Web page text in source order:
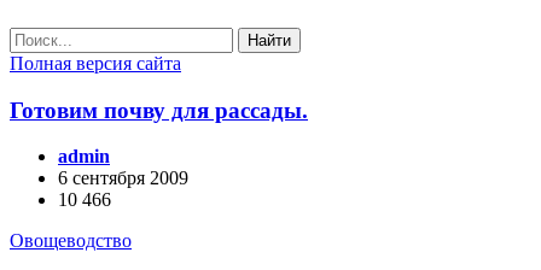
Найти
Полная версия сайта
Готовим почву для рассады.
admin
6 сентября 2009
10 466
Овощеводство